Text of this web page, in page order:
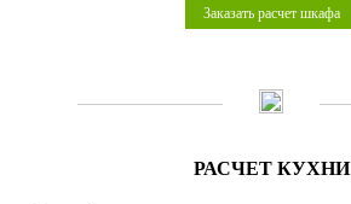
Заказать расчет шкафа
РАСЧЕТ КУХНИ